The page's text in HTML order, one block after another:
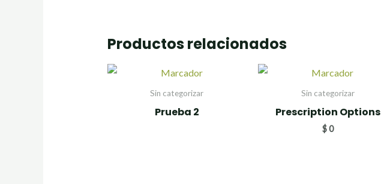
Productos relacionados
Sin categorizar
Prueba 2
Sin categorizar
Prescription Options
$0